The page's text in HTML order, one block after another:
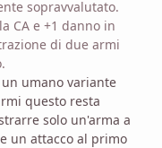
sopravvalutato.
CA e +1 danno in
di due armi
.
umano variante
questo resta
solo un'arma a
un attacco al primo